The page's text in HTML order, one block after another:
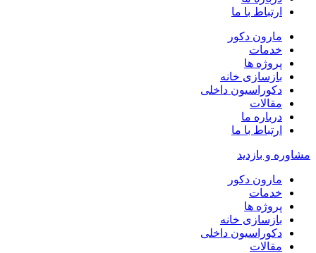
ارتباط با ما
مارون دکور
خدمات
پروژه ها
بازسازی خانه
دکوراسیون داخلی
مقالات
درباره ما
ارتباط با ما
مشاوره و بازدید
مارون دکور
خدمات
پروژه ها
بازسازی خانه
دکوراسیون داخلی
مقالات